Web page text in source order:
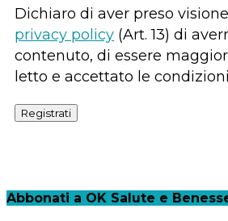
Dichiaro di aver preso
privacy policy (Art. 13) di
contenuto, di essere
letto e accettato le
Registrati
Abbonati a OK Salute e